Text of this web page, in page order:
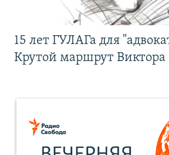
15 лет ГУЛАГа для
Крутой маршрут Виктора